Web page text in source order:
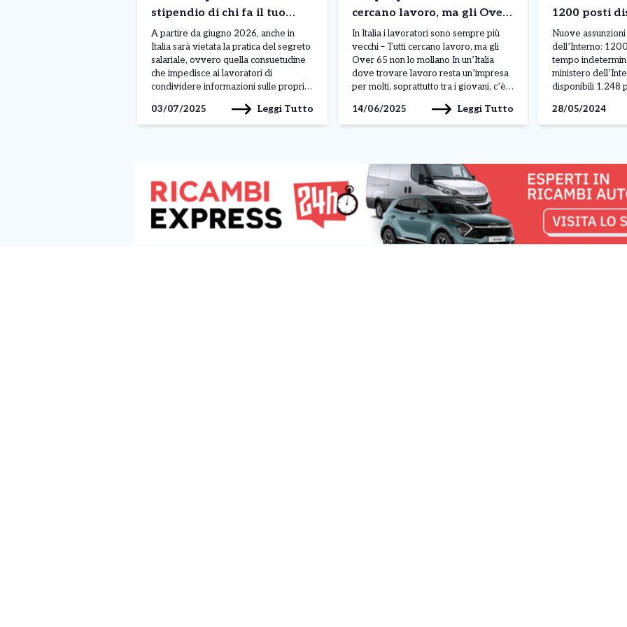
stipendio di chi fa il tuo
stesso lavoro – Ecco le
novità
A partire da giugno 2026, anche in
Italia sarà vietata la pratica del segreto
salariale, ovvero quella consuetudine
che impedisce ai lavoratori di
condividere informazioni sulle proprie
direttiva europea 2023/970,
approvata a maggio 2025, con
trasparenza nei […]
03/07/2025 Leggi Tutto
cercano lavoro, ma gli Over
65 non lo mollano. I dati
In Italia i lavoratori sono sempre più
vecchi – Tutti cercano lavoro, ma gli
Over 65 non lo mollano In un’Italia
dove trovare lavoro resta un’impresa
per molti, soprattutto tra i giovani, c’è
invece non molla: quella degli over 65.
I dati parlano chiaro. Se nel 2004 i
14/06/2025 Leggi Tutto
1200 posti
tempo
le figure
Nuove
dell’Interno:
tempo
ministero
disponibili 1.248
pubblico per il
funzionari:
posti disponibili
diverse figure
funzionari
28/05/2024